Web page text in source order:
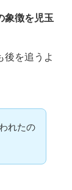
象徴を児玉
後を追うよ
れたの